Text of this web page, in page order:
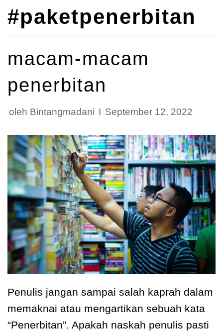
#paketpenerbitan
macam-macam
penerbitan
oleh Bintangmadani September 12, 2022
Penulis jangan sampai salah kaprah dalam
memaknai atau mengartikan sebuah kata
“Penerbitan”. Apakah naskah penulis pasti